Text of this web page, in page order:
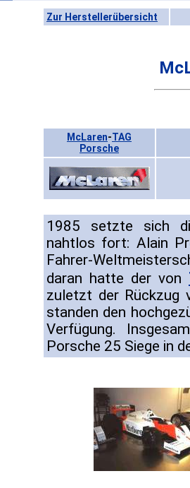
Zur Herstellerübersicht
McLaren-TAG
Porsche
1985 setzte sich
nahtlos fort: Alain
Fahrer-
daran hatte der von
zuletzt der Rückzug
standen den
Verfügung.
Porsche 25 Siege in